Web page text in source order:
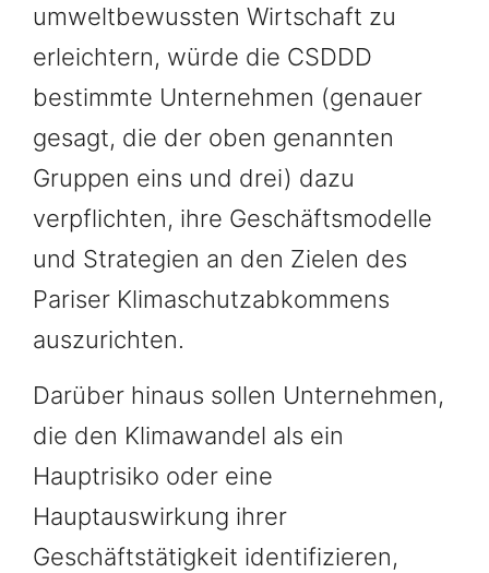
umweltbewussten Wirtschaft zu
erleichtern, würde die CSDDD
bestimmte Unternehmen (genauer
gesagt, die der oben genannten
Gruppen eins und drei) dazu
verpflichten, ihre Geschäftsmodelle
und Strategien an den Zielen des
Pariser Klimaschutzabkommens
auszurichten.
Darüber hinaus sollen Unternehmen,
die den Klimawandel als ein
Hauptrisiko oder eine
Hauptauswirkung ihrer
Geschäftstätigkeit identifizieren,